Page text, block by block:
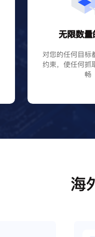
无限数量
对您的任何目标
约束，使任何抓
畅
海